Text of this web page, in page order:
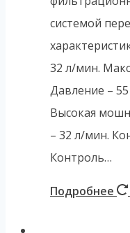
системой
32 л/мин.
Давление –
Высокая
– 32 л/мин.
Контроль…
Подробнее